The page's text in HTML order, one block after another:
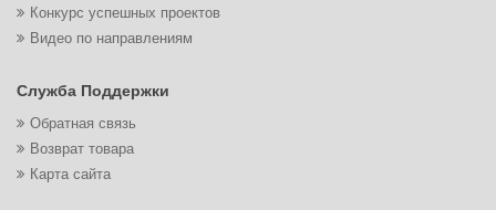
Конкурс успешных проектов
Видео по направлениям
Служба Поддержки
Обратная связь
Возврат товара
Карта сайта